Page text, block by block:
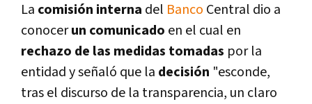
La comisión interna del Banco Central dio a
conocerun comunicado en el cual en
rechazo de las medidas tomadas por la
entidad y señaló que la decisión "esconde,
tras el discurso de la transparencia, un claro